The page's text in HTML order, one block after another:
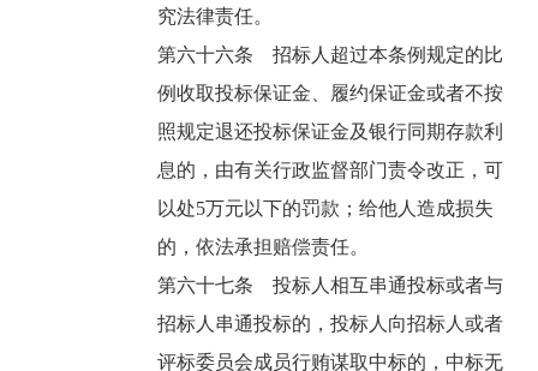
究法律责任。
第六十六条 招标人超过本条例规定的比
例收取投标保证金、履约保证金或者不按
照规定退还投标保证金及银行同期存款利
息的，由有关行政监督部门责令改正，可
以处5万元以下的罚款；给他人造成损失
的，依法承担赔偿责任。
第六十七条 投标人相互串通投标或者与
招标人串通投标的，投标人向招标人或者
评标委员会成员行贿谋取中标的，中标无